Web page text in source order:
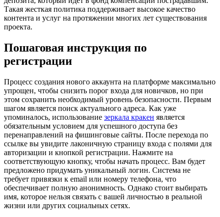
Такая жесткая политика поддерживает высокое качество
контента и услуг на протяжении многих лет существования
проекта.
Пошаговая инструкция по
регистрации
Процесс создания нового аккаунта на платформе максимально
упрощен, чтобы снизить порог входа для новичков, но при
этом сохранить необходимый уровень безопасности. Первым
шагом является поиск актуального адреса. Как уже
упоминалось, использование зеркала кракен является
обязательным условием для успешного доступа без
перенаправлений на фишинговые сайты. После перехода по
ссылке вы увидите лаконичную страницу входа с полями для
авторизации и кнопкой регистрации. Нажмите на
соответствующую кнопку, чтобы начать процесс. Вам будет
предложено придумать уникальный логин. Система не
требует привязки к email или номеру телефона, что
обеспечивает полную анонимность. Однако стоит выбирать
имя, которое нельзя связать с вашей личностью в реальной
жизни или других социальных сетях.